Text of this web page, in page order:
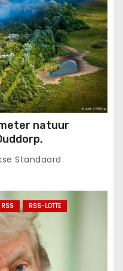
natuur
Standaard
RSS
RSS-LOTTE